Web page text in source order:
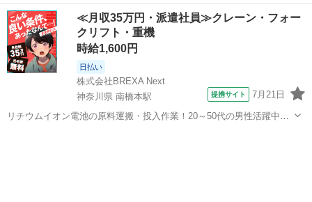
なってますよろしくお願いします
栃木 栃木市 藤岡駅 ホンダ
≪月収35万円・派遣社員≫クレーン・フォー
クリフト・重機
時給1,600円
日払い
株式会社BREXA Next
神奈川県 南橋本駅
提携サイト 7月21日
リチウムイオン電池の原料運搬・投入作業！20～50代の男性活躍中★